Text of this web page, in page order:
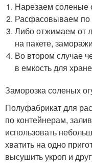
Нарезаем соленые
Расфасовываем по
Либо отжимаем от
на пакете,
Во втором случае
в емкость для
Заморозка соленых
Полуфабрикат для
по контейнерам,
использовать
хватить на одно
высушить укроп и